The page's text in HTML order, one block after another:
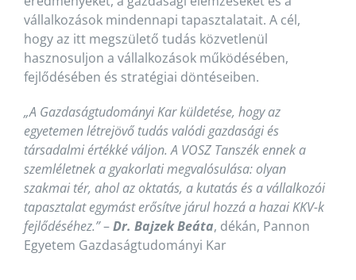
vállalkozások mindennapi tapasztalatait. A cél,
hogy az itt megszülető tudás közvetlenül
hasznosuljon a vállalkozások működésében,
fejlődésében és stratégiai döntéseiben.
„A Gazdaságtudományi Kar küldetése, hogy az
egyetemen létrejövő tudás valódi gazdasági és
társadalmi értékké váljon. A VOSZ Tanszék ennek a
szemléletnek a gyakorlati megvalósulása: olyan
szakmai tér, ahol az oktatás, a kutatás és a vállalkozói
tapasztalat egymást erősítve járul hozzá a hazai KKV-k
fejlődéséhez.”–Dr. Bajzek Beáta, dékán, Pannon
Egyetem Gazdaságtudományi Kar